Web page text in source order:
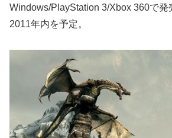
Windows/PlayStation 3/Xbox 360で発
2011年内を予定。